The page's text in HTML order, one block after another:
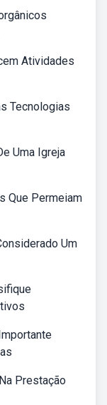
Atividades
Tecnologias
Uma Igreja
Que Permeiam
Um
Prestação